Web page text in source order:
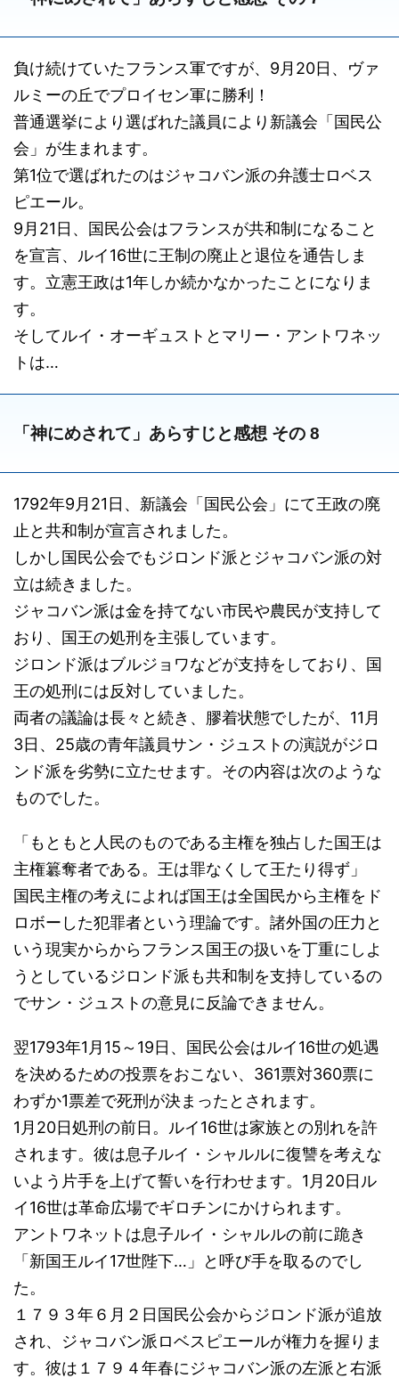
負け続けていたフランス軍ですが、9月20日、ヴァ
ルミーの丘でプロイセン軍に勝利！
普通選挙により選ばれた議員により新議会「国民公
会」が生まれます。
第1位で選ばれたのはジャコバン派の弁護士ロベス
ピエール。
9月21日、国民公会はフランスが共和制になること
を宣言、ルイ16世に王制の廃止と退位を通告しま
す。立憲王政は1年しか続かなかったことになりま
す。
そしてルイ・オーギュストとマリー・アントワネッ
トは…
「神にめされて」あらすじと感想 その 8
1792年9月21日、新議会「国民公会」にて王政の廃
止と共和制が宣言されました。
しかし国民公会でもジロンド派とジャコバン派の対
立は続きました。
ジャコバン派は金を持てない市民や農民が支持して
おり、国王の処刑を主張しています。
ジロンド派はブルジョワなどが支持をしており、国
王の処刑には反対していました。
両者の議論は長々と続き、膠着状態でしたが、11月
3日、25歳の青年議員サン・ジュストの演説がジロ
ンド派を劣勢に立たせます。その内容は次のような
ものでした。
「もともと人民のものである主権を独占した国王は
主権簒奪者である。王は罪なくして王たり得ず」
国民主権の考えによれば国王は全国民から主権をド
ロボーした犯罪者という理論です。諸外国の圧力と
いう現実からからフランス国王の扱いを丁重にしよ
うとしているジロンド派も共和制を支持しているの
でサン・ジュストの意見に反論できません。
翌1793年1月15～19日、国民公会はルイ16世の処遇
を決めるための投票をおこない、361票対360票に
わずか1票差で死刑が決まったとされます。
1月20日処刑の前日。ルイ16世は家族との別れを許
されます。彼は息子ルイ・シャルルに復讐を考えな
いよう片手を上げて誓いを行わせます。1月20日ル
イ16世は革命広場でギロチンにかけられます。
アントワネットは息子ルイ・シャルルの前に跪き
「新国王ルイ17世陛下…」と呼び手を取るのでし
た。
１７９３年６月２日国民公会からジロンド派が追放
され、ジャコバン派ロベスピエールが権力を握りま
す。彼は１７９４年春にジャコバン派の左派と右派